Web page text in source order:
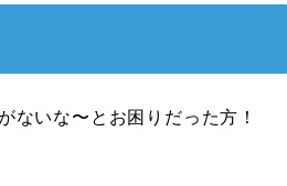
ないな〜とお困りだった方！